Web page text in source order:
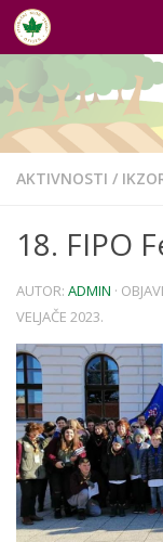
Skip to content
AKTIVNOSTI /
18. FIPO
AUTOR: ADMIN ·
VELJAČE 2023.